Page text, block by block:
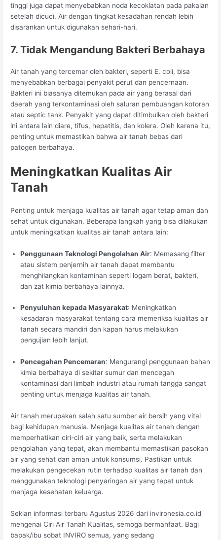
tinggi juga dapat menyebabkan noda kecoklatan pada pakaian
setelah dicuci. Air dengan tingkat kesadahan rendah lebih
disarankan untuk digunakan sehari-hari.
7. Tidak Mengandung Bakteri Berbahaya
Air tanah yang tercemar oleh bakteri, seperti E. coli, bisa
menyebabkan berbagai penyakit perut dan pencernaan.
Bakteri ini biasanya ditemukan pada air yang berasal dari
daerah yang terkontaminasi oleh saluran pembuangan kotoran
atau septic tank. Penyakit yang dapat ditimbulkan oleh bakteri
ini antara lain diare, tifus, hepatitis, dan kolera. Oleh karena itu,
penting untuk memastikan bahwa air tanah bebas dari
patogen berbahaya.
Meningkatkan Kualitas Air
Tanah
Penting untuk menjaga kualitas air tanah agar tetap aman dan
sehat untuk digunakan. Beberapa langkah yang bisa dilakukan
untuk meningkatkan kualitas air tanah antara lain:
Penggunaan Teknologi Pengolahan Air: Memasang filter
atau sistem penjernih air tanah dapat membantu
menghilangkan kontaminan seperti logam berat, bakteri,
dan zat kimia berbahaya lainnya.
Penyuluhan kepada Masyarakat: Meningkatkan
kesadaran masyarakat tentang cara memeriksa kualitas air
tanah secara mandiri dan kapan harus melakukan
pengujian lebih lanjut.
Pencegahan Pencemaran: Mengurangi penggunaan bahan
kimia berbahaya di sekitar sumur dan mencegah
kontaminasi dari limbah industri atau rumah tangga sangat
penting untuk menjaga kualitas air tanah.
Air tanah merupakan salah satu sumber air bersih yang vital
bagi kehidupan manusia. Menjaga kualitas air tanah dengan
memperhatikan ciri-ciri air yang baik, serta melakukan
pengolahan yang tepat, akan membantu memastikan pasokan
air yang sehat dan aman untuk konsumsi. Pastikan untuk
melakukan pengecekan rutin terhadap kualitas air tanah dan
menggunakan teknologi penyaringan air yang tepat untuk
menjaga kesehatan keluarga.
Sekian informasi terbaru Agustus 2026 dari invironesia.co.id
mengenai Ciri Air Tanah Kualitas, semoga bermanfaat. Bagi
bapak/ibu sobat INVIRO semua, yang sedang